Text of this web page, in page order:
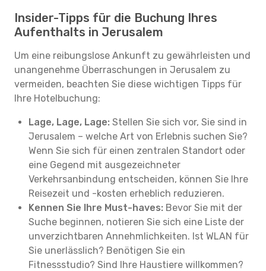
Insider-Tipps für die Buchung Ihres
Aufenthalts in Jerusalem
Um eine reibungslose Ankunft zu gewährleisten und
unangenehme Überraschungen in Jerusalem zu
vermeiden, beachten Sie diese wichtigen Tipps für
Ihre Hotelbuchung:
Lage, Lage, Lage: Stellen Sie sich vor, Sie sind in
Jerusalem – welche Art von Erlebnis suchen Sie?
Wenn Sie sich für einen zentralen Standort oder
eine Gegend mit ausgezeichneter
Verkehrsanbindung entscheiden, können Sie Ihre
Reisezeit und -kosten erheblich reduzieren.
Kennen Sie Ihre Must-haves: Bevor Sie mit der
Suche beginnen, notieren Sie sich eine Liste der
unverzichtbaren Annehmlichkeiten. Ist WLAN für
Sie unerlässlich? Benötigen Sie ein
Fitnessstudio? Sind Ihre Haustiere willkommen?